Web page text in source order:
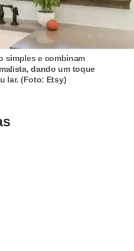
simples e combinam
dando um toque
lar. (Foto: Etsy)